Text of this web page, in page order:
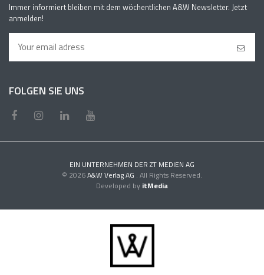
Immer informiert bleiben mit dem wöchentlichen A&W Newsletter. Jetzt
anmelden!
FOLGEN SIE UNS
EIN UNTERNEHMEN DER ZT MEDIEN AG
© 2026A&W Verlag AG . All Rights Reserved.
Developed by itMedia